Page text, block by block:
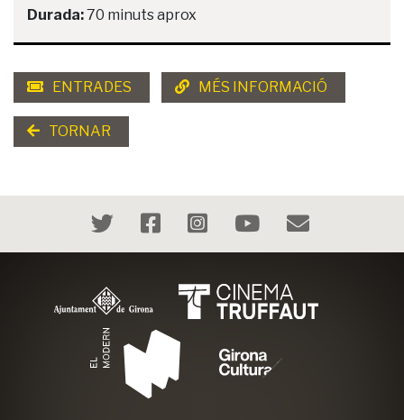
Durada:70 minuts aprox
ENTRADES MÉS INFORMACIÓ
TORNAR